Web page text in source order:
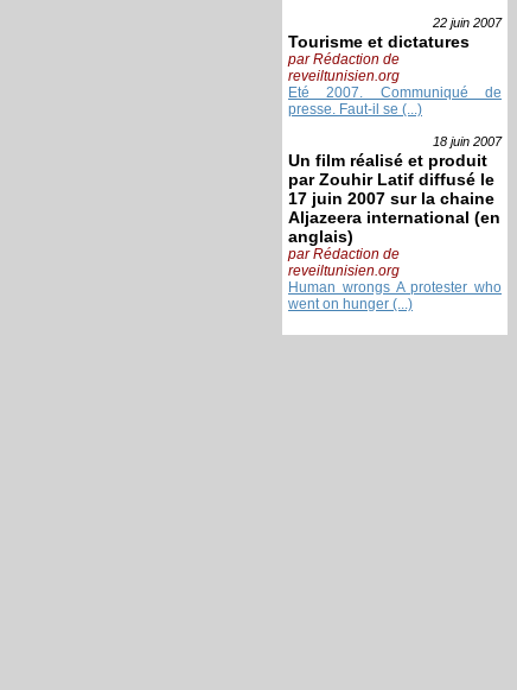
22 juin 2007
Tourisme et dictatures
par Rédaction de
reveiltunisien.org
Eté 2007. Communiqué de
presse. Faut-il se (...)
18 juin 2007
Un film réalisé et produit
par Zouhir Latif diffusé le
17 juin 2007 sur la chaine
Aljazeera international (en
anglais)
par Rédaction de
reveiltunisien.org
Human wrongs A protester who
went on hunger (...)